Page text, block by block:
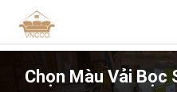
Chọn Màu Vải Bọc